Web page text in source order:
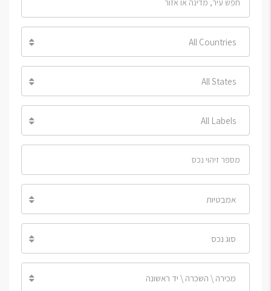
All Countries
All States
All Labels
אמבטיות
סוג נכס
מכירה \ השכרה \ יד ראשונה